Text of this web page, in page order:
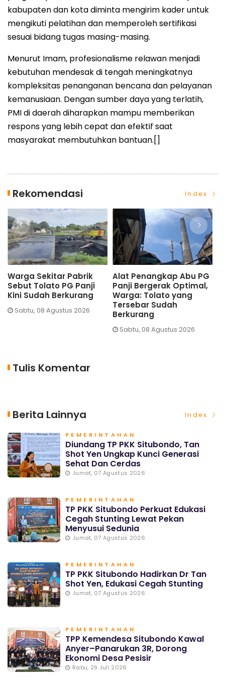
kabupaten dan kota diminta mengirim kader untuk
mengikuti pelatihan dan memperoleh sertifikasi
sesuai bidang tugas masing-masing.
Menurut Imam, profesionalisme relawan menjadi
kebutuhan mendesak di tengah meningkatnya
kompleksitas penanganan bencana dan pelayanan
kemanusiaan. Dengan sumber daya yang terlatih,
PMI di daerah diharapkan mampu memberikan
respons yang lebih cepat dan efektif saat
masyarakat membutuhkan bantuan.[]
Rekomendasi Index
Warga Sekitar Pabrik
Sebut Tolato PG Panji
Kini Sudah Berkurang
Sabtu, 08 Agustus 2026
Alat Penangkap Abu PG
Panji Bergerak Optimal,
Warga: Tolato yang
Tersebar Sudah
Berkurang
Sabtu, 08 Agustus 2026
Tulis Komentar
Berita Lainnya Index
PEMERINTAHAN
Diundang TP PKK Situbondo, Tan
Shot Yen Ungkap Kunci Generasi
Sehat Dan Cerdas
Jumat, 07 Agustus 2026
PEMERINTAHAN
TP PKK Situbondo Perkuat Edukasi
Cegah Stunting Lewat Pekan
Menyusui Sedunia
Jumat, 07 Agustus 2026
PEMERINTAHAN
TP PKK Situbondo Hadirkan Dr Tan
Shot Yen, Edukasi Cegah Stunting
Jumat, 07 Agustus 2026
PEMERINTAHAN
TPP Kemendesa Situbondo Kawal
Anyer–Panarukan 3R, Dorong
Ekonomi Desa Pesisir
Rabu, 29 Juli 2026